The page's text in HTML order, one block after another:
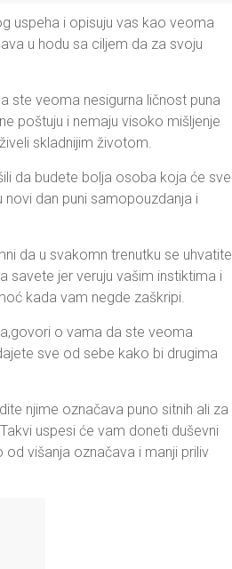
uspeha i opisuju vas kao veoma
u hodu sa ciljem da za svoju
ste veoma nesigurna ličnost puna
poštuju i nemaju visoko mišljenje
skladnijim životom.
da budete bolja osoba koja će sve
dan puni samopouzdanja i
da u svakomn trenutku se uhvatite
savete jer veruju vašim instiktima i
kada vam negde zaškripi.
o vama da ste veoma
sve od sebe kako bi drugima
njime označava puno sitnih ali za
uspesi će vam doneti duševni
višanja označava i manji priliv